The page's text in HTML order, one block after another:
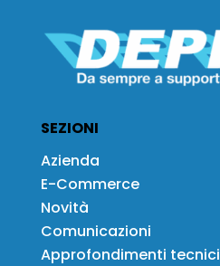
SEZIONI
Azienda
E-Commerce
Novità
Comunicazioni
Approfondimenti tecnici